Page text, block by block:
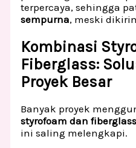
terpercaya, sehingga
sempurna, meski
Kombinasi
Fiberglass:
Proyek Besar
Banyak proyek
styrofoam dan fiberglass
ini saling melengkapi.